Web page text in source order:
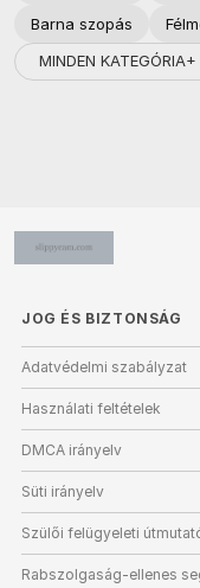
Barna szopás
MINDEN KATEGÓRIA+
JOG ÉS BIZTONSÁG
Adatvédelmi szabályzat
Használati feltételek
DMCA irányelv
Süti irányelv
Szülői felügyeleti
Rabszolgaság-ellenes